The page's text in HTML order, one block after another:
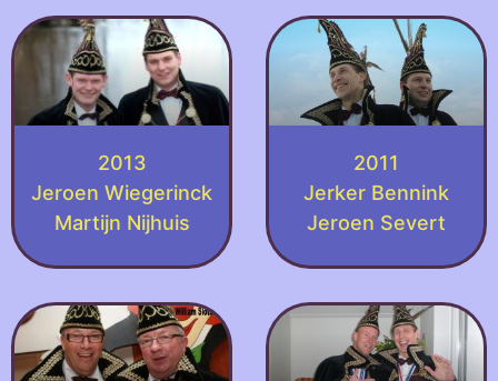
2013
Jeroen Wiegerinck
Martijn Nijhuis
2011
Jerker Bennink
Jeroen Severt